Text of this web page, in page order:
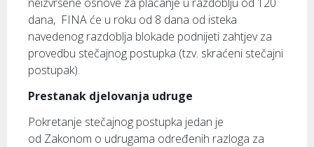
dana, FINA će u roku od 8 dana od isteka
navedenog razdoblja blokade podnijeti zahtjev za
provedbu stečajnog postupka (tzv. skraćeni stečajni
postupak).
Prestanak djelovanja udruge
Pokretanje stečajnog postupka jedan je
od Zakonom o udrugama određenih razloga za